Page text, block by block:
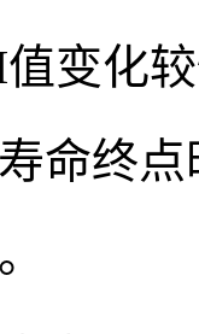
变化
命终